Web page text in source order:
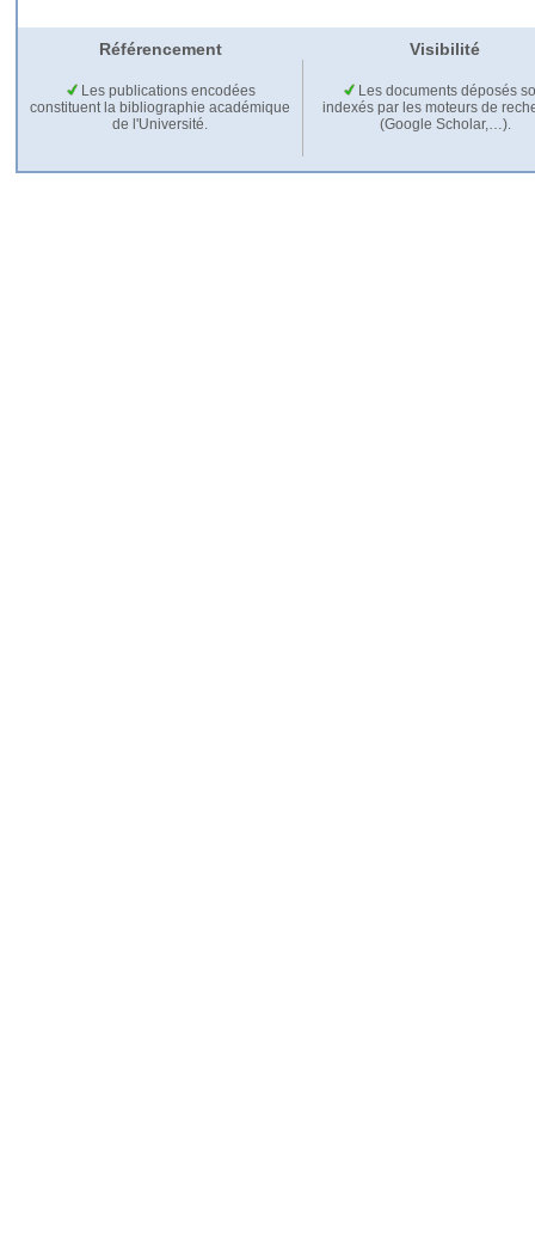
Référencement Visibilité
Les publications encodées
constituent la bibliographie académique
de l'Université.
Les documents déposés
indexés par les moteurs de
(Google Scholar,…).